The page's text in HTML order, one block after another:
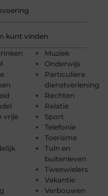
kunt vinden
vrije
Muziek
Onderwijs
Particuliere
dienstverlening
Rechten
Relatie
Sport
Telefonie
Toerisme
Tuin en
buitenleven
Tweewielers
Vakantie
Verbouwen